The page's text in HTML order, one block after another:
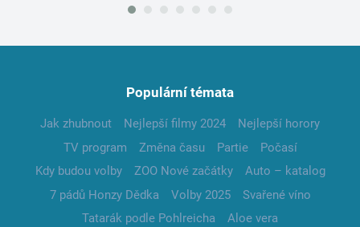
Populární témata
Jak zhubnout Nejlepší filmy 2024
Nejlepší horory
TV program
Změna času Partie
Počasí
Kdy budou volby
ZOO Nové začátky
Auto – katalog
7 pádů Honzy Dědka
Volby 2025
Svařené víno
Tatarák podle Pohlreicha
Aloe vera